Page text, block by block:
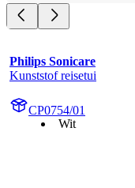
Philips Sonicare
Kunststof reisetui
CP0754/01
Wit